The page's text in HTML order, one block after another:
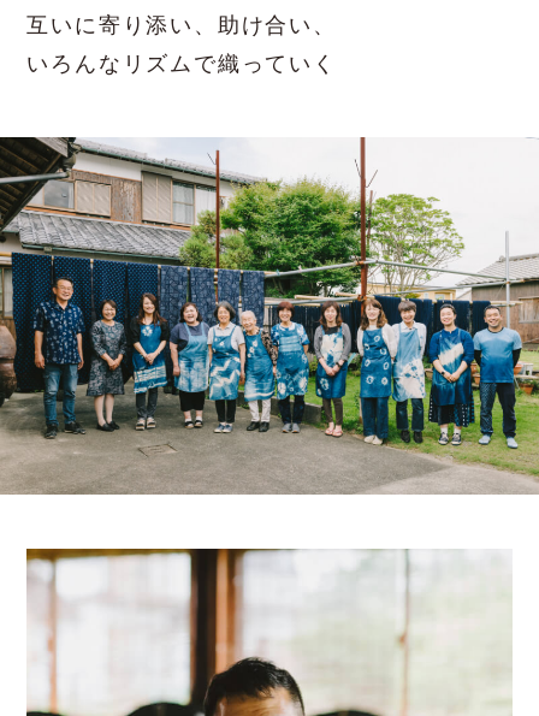
互いに寄り添い、助け合い、
いろんなリズムで織っていく